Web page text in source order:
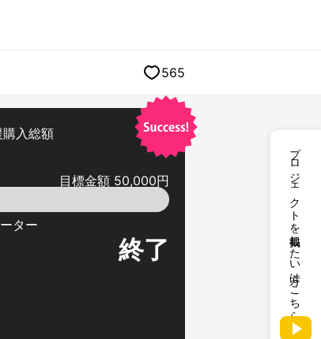
プロジェクトを掲載したい方はこちら
565
購入総額
目標金額 50,000円
ター
終了